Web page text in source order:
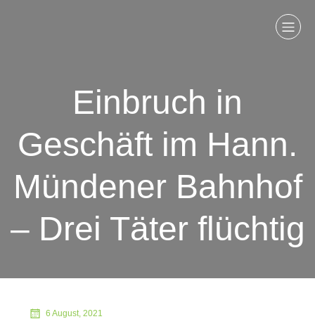
Einbruch in
Geschäft im Hann.
Mündener Bahnhof
– Drei Täter flüchtig
6 August, 2021